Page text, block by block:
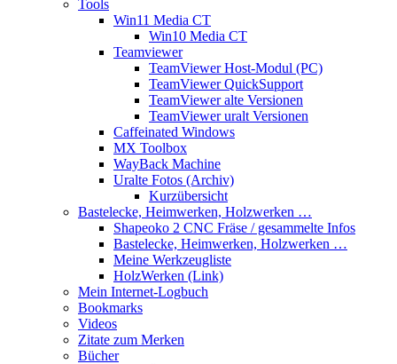
Tools
Win11 Media CT
Win10 Media CT
Teamviewer
TeamViewer Host-Modul (PC)
TeamViewer QuickSupport
TeamViewer alte Versionen
TeamViewer uralt Versionen
Caffeinated Windows
MX Toolbox
WayBack Machine
Uralte Fotos (Archiv)
Kurzübersicht
Bastelecke, Heimwerken, Holzwerken …
Shapeoko 2 CNC Fräse / gesammelte Infos
Bastelecke, Heimwerken, Holzwerken …
Meine Werkzeugliste
HolzWerken (Link)
Mein Internet-Logbuch
Bookmarks
Videos
Zitate zum Merken
Bücher